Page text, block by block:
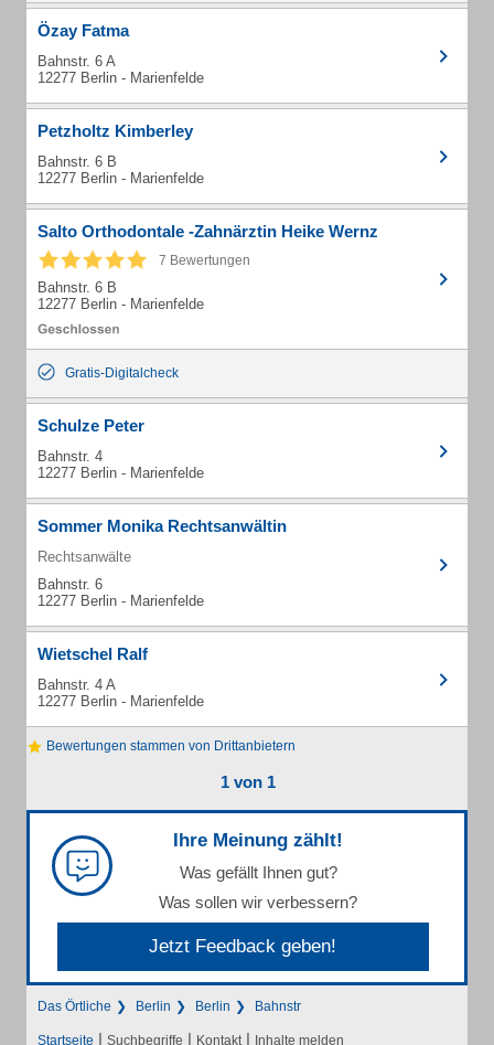
Özay Fatma
Bahnstr. 6 A
12277 Berlin - Marienfelde
Petzholtz Kimberley
Bahnstr. 6 B
12277 Berlin - Marienfelde
Salto Orthodontale -Zahnärztin Heike Wernz
7 Bewertungen
Bahnstr. 6 B
12277 Berlin - Marienfelde
Gratis-Digitalcheck
Schulze Peter
Bahnstr. 4
12277 Berlin - Marienfelde
Sommer Monika Rechtsanwältin
Rechtsanwälte
Bahnstr. 6
12277 Berlin - Marienfelde
Wietschel Ralf
Bahnstr. 4 A
12277 Berlin - Marienfelde
Bewertungen stammen von Drittanbietern
1 von 1
Ihre Meinung zählt!
Was gefällt Ihnen gut?
Was sollen wir verbessern?
Jetzt Feedback geben!
Das Örtliche Berlin Berlin Bahnstr
Startseite | Suchbegriffe | Kontakt | Inhalte melden